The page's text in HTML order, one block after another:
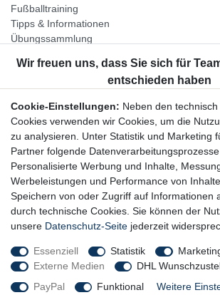
Fußballtraining
Tipps & Informationen
Übungssammlung
Unternehmen
Widerrufsrecht
Bestellung widerrufen
Datenschutzerklärung
AGB
Impressum
Newsletter
Newsletter-Anmeldung
Cookie-Einstellungen: Neben den
Cookies verwenden wir Cookies, um die
zu analysieren. Unter Statistik und Marketing
Partner folgende
Personalisierte Werbung und Inhalte,
Werbeleistungen und Performance von
Speichern von oder Zugriff auf Informationen
durch technische Cookies. Sie können der
unsere Datenschutz-Seite jederzeit
Essenziell Statistik
Externe Medien
DHL
PayPal
Funktional Weitere